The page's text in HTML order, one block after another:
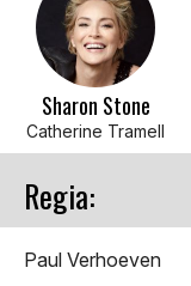
Sharon Stone
Catherine Tramell
Regia:
Paul Verhoeven